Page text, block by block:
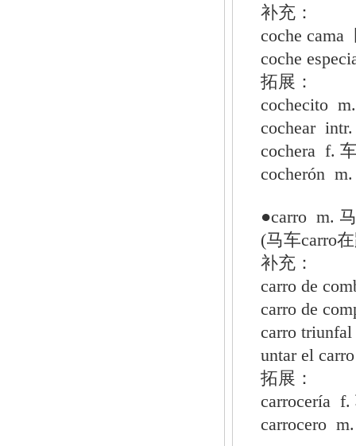
补充：
coche
coche
拓展：
cochecito
cochear
cochera f.
cocherón
●carro m.
(马车carro
补充：
carro de
carro de
carro
untar el
拓展：
carrocería
carrocero